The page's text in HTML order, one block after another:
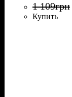
1 109грн
Купить